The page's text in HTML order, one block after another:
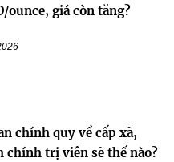
ounce, giá còn tăng?
chính quy về cấp xã,
chính trị viên sẽ thế nào?